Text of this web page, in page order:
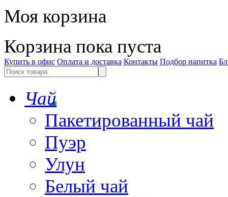
Моя корзина
Корзина пока пуста
Купить в офис Оплата и доставка Контакты Подбор напитка
Чай
Пакетированный чай
Пуэр
Улун
Белый чай